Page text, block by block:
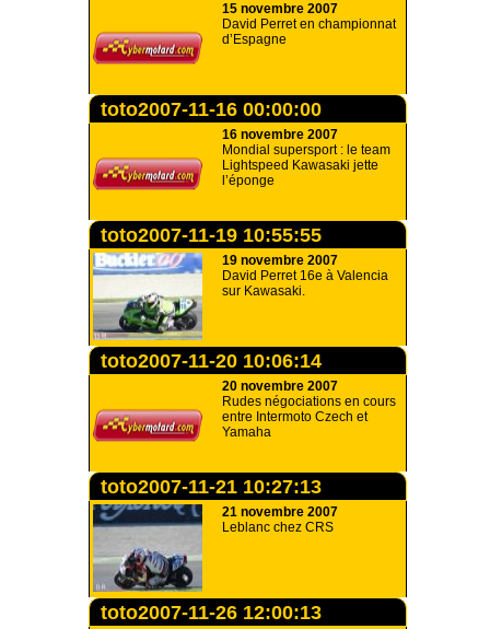
15 novembre 2007
David Perret en championnat
d’Espagne
toto2007-11-16 00:00:00
16 novembre 2007
Mondial supersport : le team
Lightspeed Kawasaki jette
l’éponge
toto2007-11-19 10:55:55
19 novembre 2007
David Perret 16e à Valencia
sur Kawasaki.
toto2007-11-20 10:06:14
20 novembre 2007
Rudes négociations en cours
entre Intermoto Czech et
Yamaha
toto2007-11-21 10:27:13
21 novembre 2007
Leblanc chez CRS
toto2007-11-26 12:00:13